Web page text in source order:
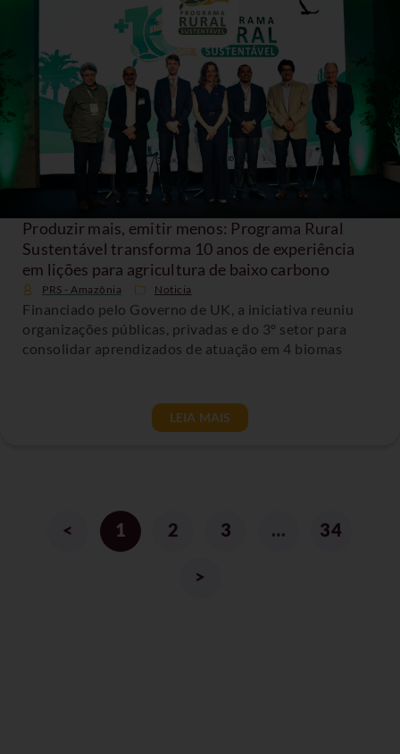
Produzir mais, emitir menos: Programa Rural
Sustentável transforma 10 anos de experiência
em lições para agricultura de baixo carbono
PRS - Amazônia Noticia
Financiado pelo Governo de UK, a iniciativa reuniu
organizações públicas, privadas e do 3º setor para
consolidar aprendizados de atuação em 4 biomas
LEIA MAIS
< 1 2 3 … 34
>